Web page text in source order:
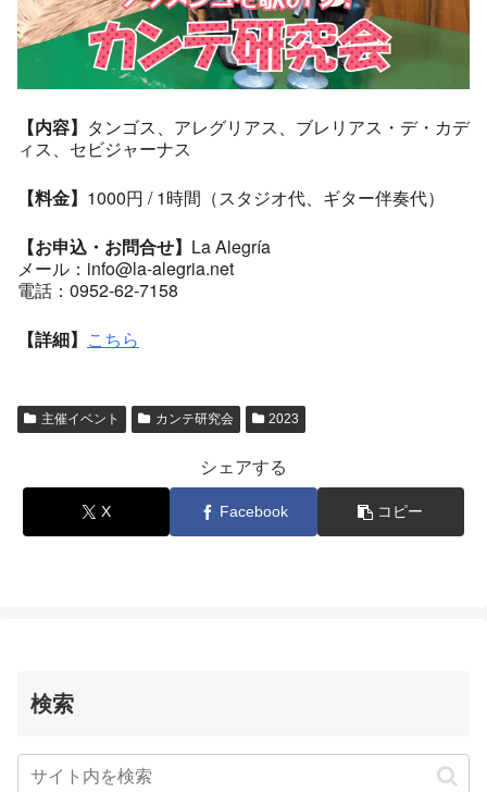
【内容】 タンゴス、アレグリアス、ブレリアス・デ・カデ
ィス、セビジャーナス
【料金】 1000円 / 1時間（スタジオ代、ギター伴奏代）
【お申込・お問合せ】 La Alegría
メール：info@la-alegria.net
電話：0952-62-7158
【詳細】 こちら
主催イベント カンテ研究会 2023
シェアする
X Facebook コピー
検索